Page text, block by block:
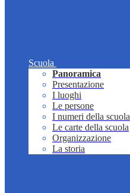
Scuola
Panoramica
Presentazione
I luoghi
Le persone
I numeri della scuola
Le carte della scuola
Organizzazione
La storia